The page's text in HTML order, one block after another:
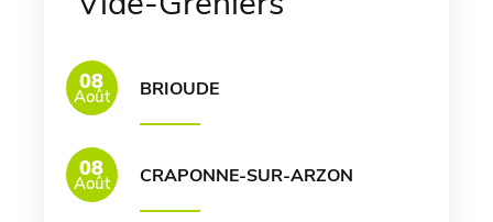
08
Août BRIOUDE
08
Août CRAPONNE-SUR-ARZON